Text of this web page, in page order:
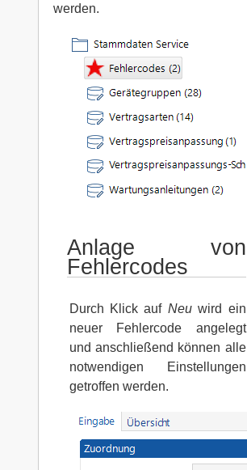
werden.
Anlage von
Fehlercodes
Durch Klick auf Neuwird ein
neuer Fehlercode angelegt
und anschließend können alle
notwendigen Einstellungen
getroffen werden.